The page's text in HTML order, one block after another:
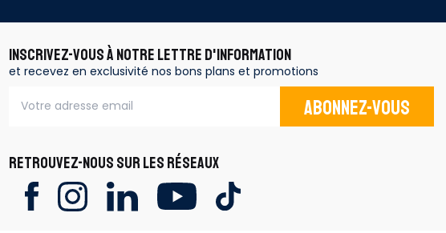
INSCRIVEZ-VOUS À NOTRE LETTRE D'INFORMATION
et recevez en exclusivité nos bons plans et promotions
Abonnez-vous
RETROUVEZ-NOUS SUR LES RÉSEAUX